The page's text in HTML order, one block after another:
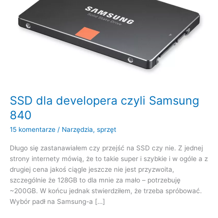
SSD dla developera czyli Samsung
840
15 komentarze / Narzędzia, sprzęt
Długo się zastanawiałem czy przejść na SSD czy nie. Z jednej
strony internety mówią, że to takie super i szybkie i w ogóle a z
drugiej cena jakoś ciągle jeszcze nie jest przyzwoita,
szczególnie że 128GB to dla mnie za mało – potrzebuję
~200GB. W końcu jednak stwierdziłem, że trzeba spróbować.
Wybór padł na Samsung-a […]